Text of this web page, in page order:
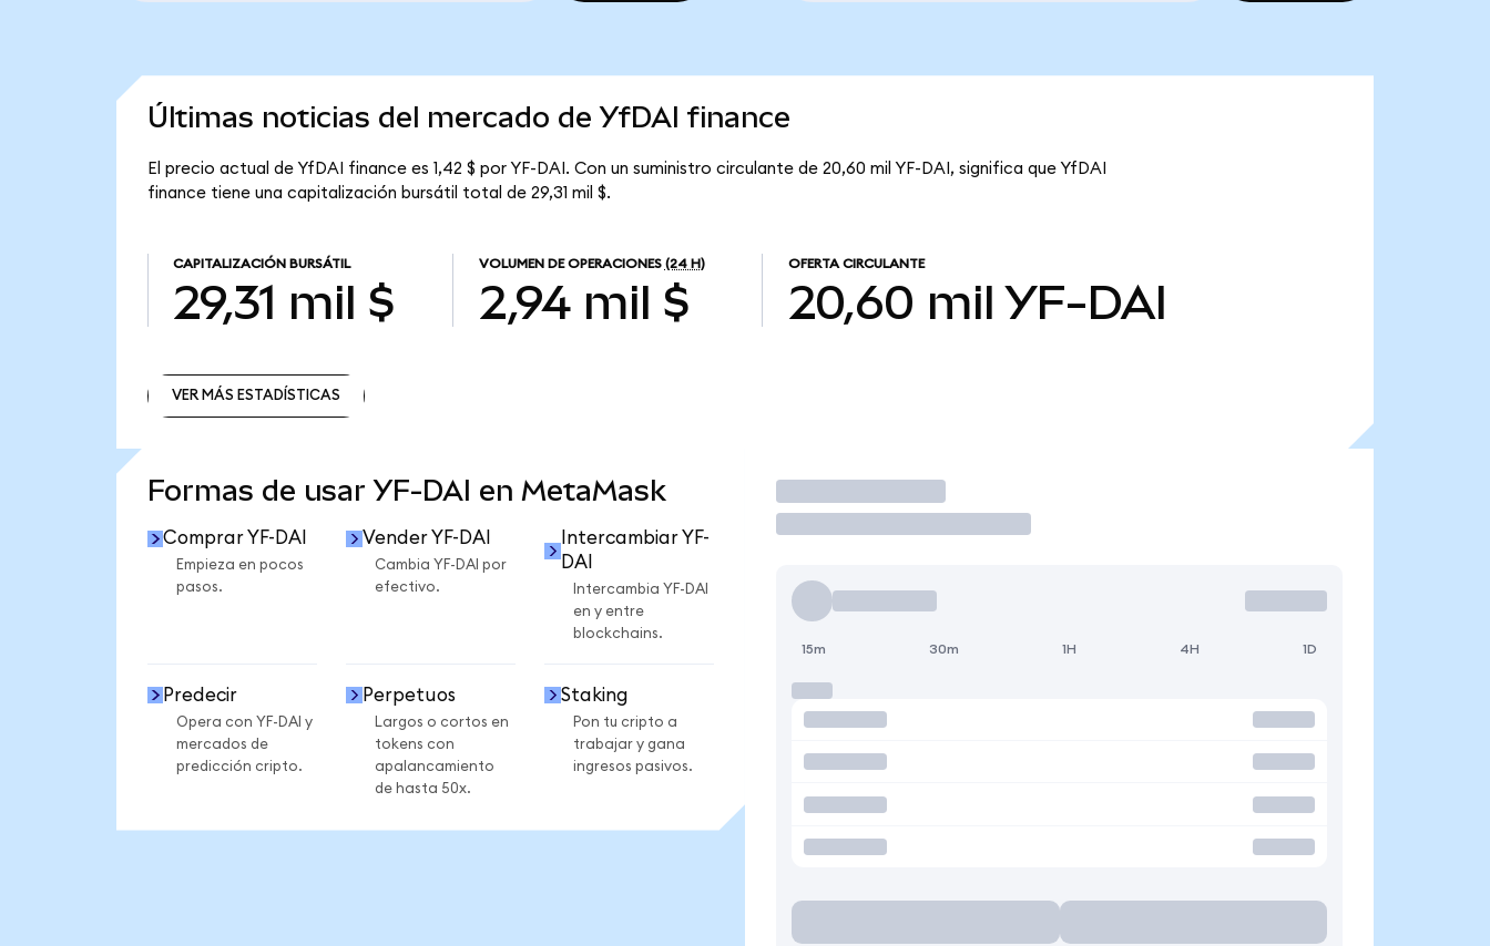
Últimas noticias del mercado de YfDAI finance
El precio actual de YfDAI finance es 1,42 $ por YF-DAI. Con un suministro circulante de 20,60 mil YF-DAI, significa que YfDAI
finance tiene una capitalización bursátil total de 29,31 mil $.
CAPITALIZACIÓN BURSÁTIL
29,31 mil $
VOLUMEN DE OPERACIONES (24 H)
2,94 mil $
OFERTA CIRCULANTE
20,60 mil YF-DAI
VER MÁS ESTADÍSTICAS
Formas de usar YF-DAI en MetaMask
Comprar YF-DAI
Empieza en pocos
pasos.
Vender YF-DAI
Cambia YF-DAI por
efectivo.
Intercambiar YF-
DAI
Intercambia YF-DAI
en y entre
blockchains.
Predecir
Opera con YF-DAI y
mercados de
predicción cripto.
Perpetuos
Largos o cortos en
tokens con
apalancamiento
de hasta 50x.
Staking
Pon tu cripto a
trabajar y gana
ingresos pasivos.
Operar
15m 30m 1H 4H 1D